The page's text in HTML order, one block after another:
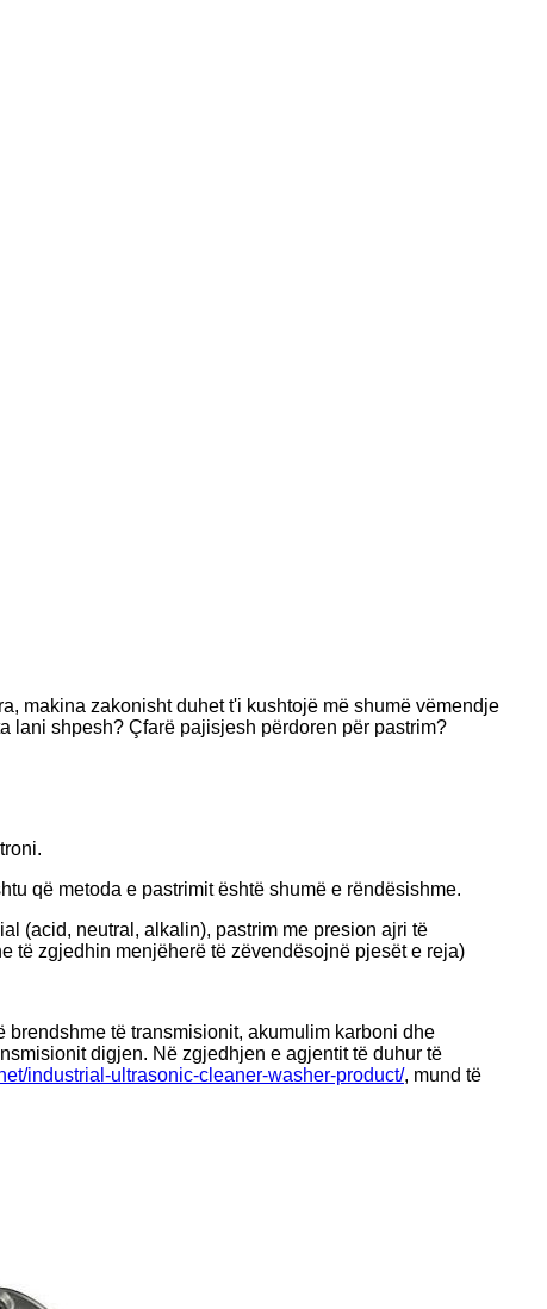
makina zakonisht duhet t'i kushtojë më shumë vëmendje
lani shpesh? Çfarë pajisjesh përdoren për pastrim?
që metoda e pastrimit është shumë e rëndësishme.
(acid, neutral, alkalin), pastrim me presion ajri të
të zgjedhin menjëherë të zëvendësojnë pjesët e reja)
të transmisionit, akumulim karboni dhe
digjen. Në zgjedhjen e agjentit të duhur të
industrial-ultrasonic-cleaner-washer-product/, mund të